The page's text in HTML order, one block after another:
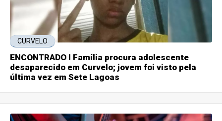
CURVELO
ENCONTRADO I Família procura adolescente
desaparecido em Curvelo; jovem foi visto pela
última vez em Sete Lagoas